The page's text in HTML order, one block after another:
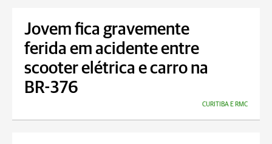
Jovem fica gravemente
ferida em acidente entre
scooter elétrica e carro na
BR-376
CURITIBA E RMC